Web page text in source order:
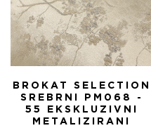
BROKAT SELECTION
SREBRNI PM068 -
55 EKSKLUZIVNI
METALIZIRANI